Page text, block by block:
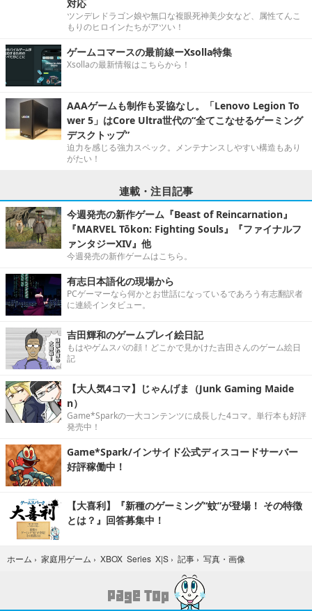
対応
ツンデレドラゴン娘や無口な複眼死神美少女など、属性てんこ
もりのヒロインたちがアツい！
ゲームコマースの最前線ーXsolla特集
Xsollaの最新情報はこちらから！
AAAゲームも制作も妥協なし。「Lenovo Legion To
wer 5」はCore Ultra世代の“全てこなせるゲーミング
デスクトップ”
迫力を感じる強力スペック。メンテナンスしやすい構造もあり
がたい！
連載・注目記事
今週発売の新作ゲーム『Beast of Reincarnation』
『MARVEL Tōkon: Fighting Souls』『ファイナルフ
ァンタジーXIV』他
今週発売の新作ゲームはこちら。
有志日本語化の現場から
PCゲーマーなら何かとお世話になっているであろう有志翻訳者
に連続インタビュー。
吉田輝和のゲームプレイ絵日記
もはやゲムスパの顔！どこかで見かけた吉田さんのゲーム絵日
記
【大人気4コマ】じゃんげま（Junk Gaming Maide
n）
Game*Sparkの一大コンテンツに成長した4コマ。単行本も好評
発売中！
Game*Spark/インサイド公式ディスコードサーバー
好評稼働中！
【大喜利】『新種のゲーミング“蚊”が登場！ その特徴
とは？』回答募集中！
ホーム › 家庭用ゲーム › XBOX Series X|S › 記事 › 写真・画像